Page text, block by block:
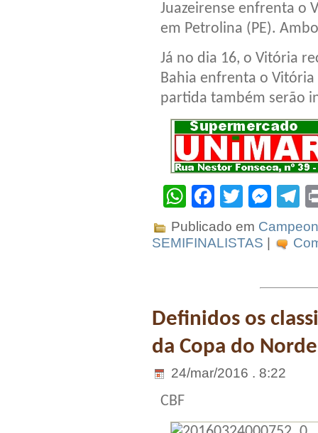
Juazeirense enfrenta o
em Petrolina (PE).
Já no dia 16, o Vitória
Bahia enfrenta o Vitória
partida também serão
WhatsApp
Facebook
Twitter
Publicado em
SEMIFINALISTAS
Definidos os
da Copa do
24/mar/2016 . 8:22
CBF